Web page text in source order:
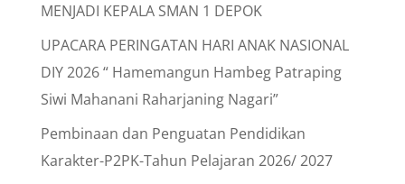
MENJADI KEPALA SMAN 1 DEPOK
UPACARA PERINGATAN HARI ANAK NASIONAL
DIY 2026 “ Hamemangun Hambeg Patraping
Siwi Mahanani Raharjaning Nagari”
Pembinaan dan Penguatan Pendidikan
Karakter-P2PK-Tahun Pelajaran 2026/ 2027